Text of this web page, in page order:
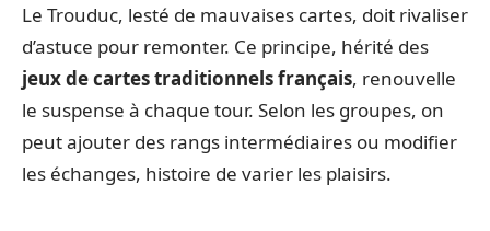
Le Trouduc, lesté de mauvaises cartes, doit rivaliser
d’astuce pour remonter. Ce principe, hérité des
jeux de cartes traditionnels français, renouvelle
le suspense à chaque tour. Selon les groupes, on
peut ajouter des rangs intermédiaires ou modifier
les échanges, histoire de varier les plaisirs.